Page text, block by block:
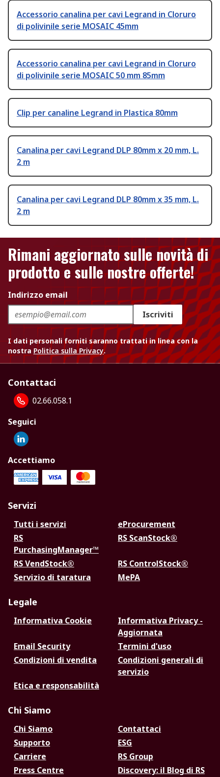
Accessorio canalina per cavi Legrand in Cloruro
di polivinile serie MOSAIC 45mm
Accessorio canalina per cavi Legrand in Cloruro
di polivinile serie MOSAIC 50 mm 85mm
Clip per canaline Legrand in Plastica 80mm
Canalina per cavi Legrand DLP 80mm x 20 mm, L.
2 m
Canalina per cavi Legrand DLP 80mm x 35 mm, L.
2 m
Rimani aggiornato sulle novità di
prodotto e sulle nostre offerte!
Indirizzo email
Iscriviti
I dati personali forniti saranno trattati in linea con la
nostra Politica sulla Privacy.
Contattaci
02.66.058.1
Seguici
Accettiamo
Servizi
Tutti i servizi
eProcurement
RS
PurchasingManager™
RS ScanStock®
RS VendStock®
RS ControlStock®
Servizio di taratura
MePA
Legale
Informativa Cookie
Informativa Privacy -
Aggiornata
Email Security
Termini d'uso
Condizioni di vendita
Condizioni generali di
servizio
Etica e responsabilità
Chi Siamo
Chi Siamo
Contattaci
Supporto
ESG
Carriere
RS Group
Press Centre
Discovery: il Blog di RS